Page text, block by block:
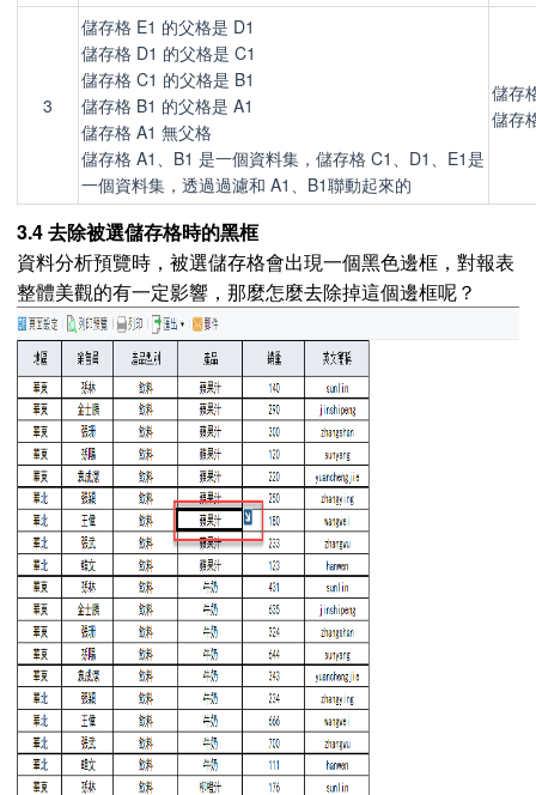
3
儲存格 E1 的父格是 D1
儲存格 D1 的父格是 C1
儲存格 C1 的父格是 B1
儲存格 B1 的父格是 A1
儲存格 A1 無父格
儲存格 A1、B1 是一個資料集，儲存格 C1、D1、E1是
一個資料集，透過過濾和 A1、B1聯動起來的
儲存
儲存
3.4 去除被選儲存格時的黑框
資料分析預覽時，被選儲存格會出現一個黑色邊框，對報表
整體美觀的有一定影響，那麼怎麼去除掉這個邊框呢？